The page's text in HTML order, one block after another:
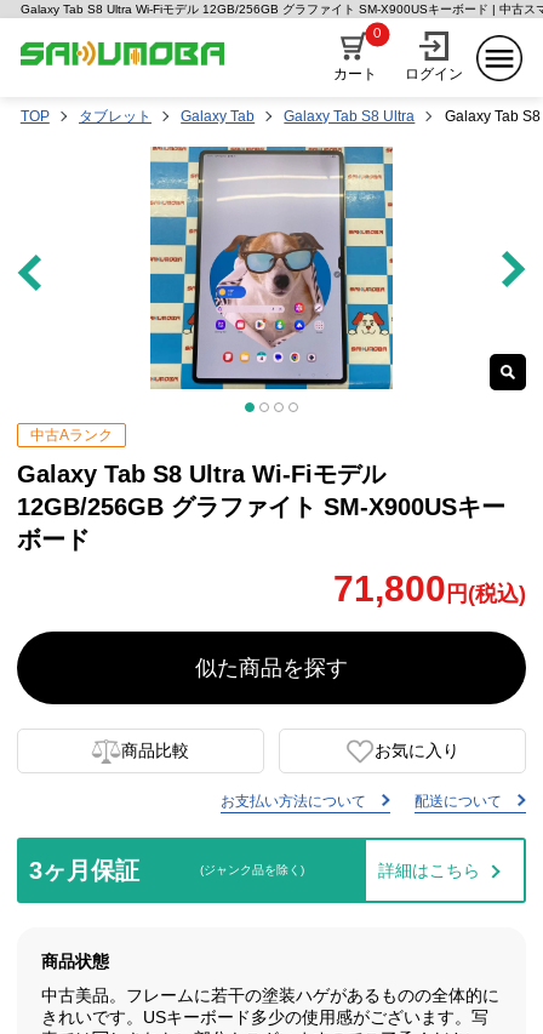
Galaxy Tab S8 Ultra Wi-Fiモデル 12GB/256GB グラファイト SM-X900USキーボード | 中古ス
カート
0
ログイン
TOP タブレット Galaxy Tab Galaxy Tab S8 Ultra Galaxy Tab
中古Aランク
Galaxy Tab S8 Ultra Wi-Fiモデル
12GB/256GB グラファイト SM-X900USキー
ボード
71,800 円(税込)
似た商品を探す
商品比較 お気に入り
お支払い方法について 配送について
3ヶ月保証 (ジャンク品を除く) 詳細はこちら
商品状態
中古美品。フレームに若干の塗装ハゲがあるものの全体的に
きれいです。USキーボード多少の使用感がございます。写